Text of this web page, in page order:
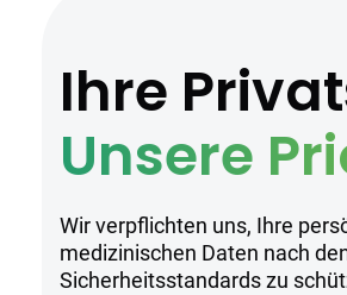
Ihre
Unsere
Wir verpflichten uns, Ihre
medizinischen Daten nach
Sicherheitsstandards zu